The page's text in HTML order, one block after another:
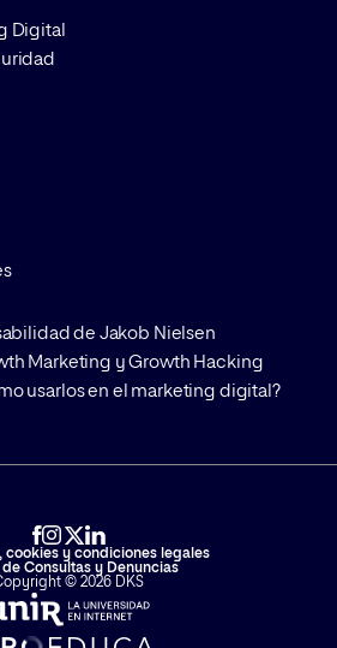
Digital
de Jakob Nielsen
Marketing y Growth Hacking
usarlos en el marketing digital?
cookies y condiciones legales
de Consultas y Denuncias
© 2026 DKS